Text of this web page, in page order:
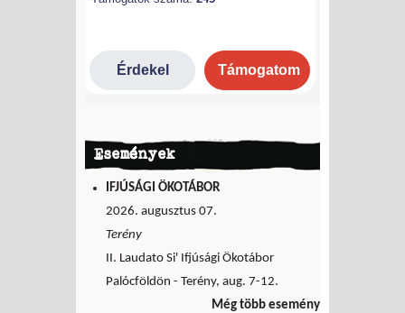
Események
IFJÚSÁGI ÖKOTÁBOR
2026. augusztus 07.
Terény
II. Laudato Si' Ifjúsági Ökotábor
Palócföldön - Terény, aug. 7-12.
Még több esemény